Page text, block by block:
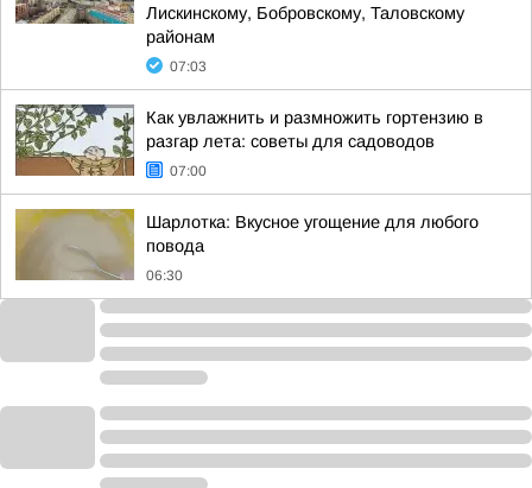
Лискинскому, Бобровскому, Таловскому
районам
07:03
Как увлажнить и размножить гортензию в
разгар лета: советы для садоводов
07:00
Шарлотка: Вкусное угощение для любого
повода
06:30